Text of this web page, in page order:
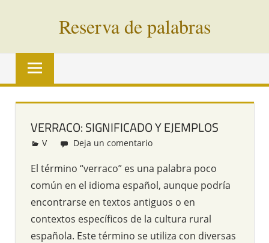
Reserva de palabras
Palabras
vías
todo
mundo
VERRACO: SIGNIFICADO Y EJEMPLOS
Redacción
V Deja un comentario
El término “verraco” es una palabra poco
común en el idioma español, aunque podría
encontrarse en textos antiguos o en
contextos específicos de la cultura rural
española. Este término se utiliza con diversas